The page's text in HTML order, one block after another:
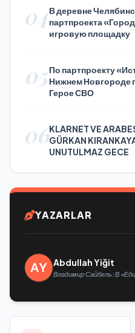
04В деревне
партпроекта
игровую площадку
05По партпроекту
Нижнем Новгороде
Герое СВО
06KLARNET VE
GÜRKAN
UNUTULMAZ GECE
YAZARLAR
Abdullah Yiğit
Владимир Сайбель: В